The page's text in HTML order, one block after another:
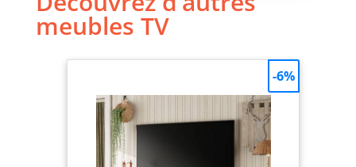
meubles TV
-6%